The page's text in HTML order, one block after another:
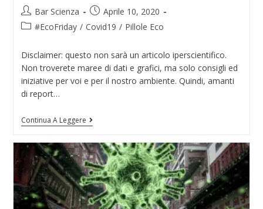
Bar Scienza
Aprile 10, 2020
#EcoFriday / Covid19 / Pillole Eco
Disclaimer: questo non sarà un articolo iperscientifico.
Non troverete maree di dati e grafici, ma solo consigli ed
iniziative per voi e per il nostro ambiente. Quindi, amanti
di report…
Continua A Leggere